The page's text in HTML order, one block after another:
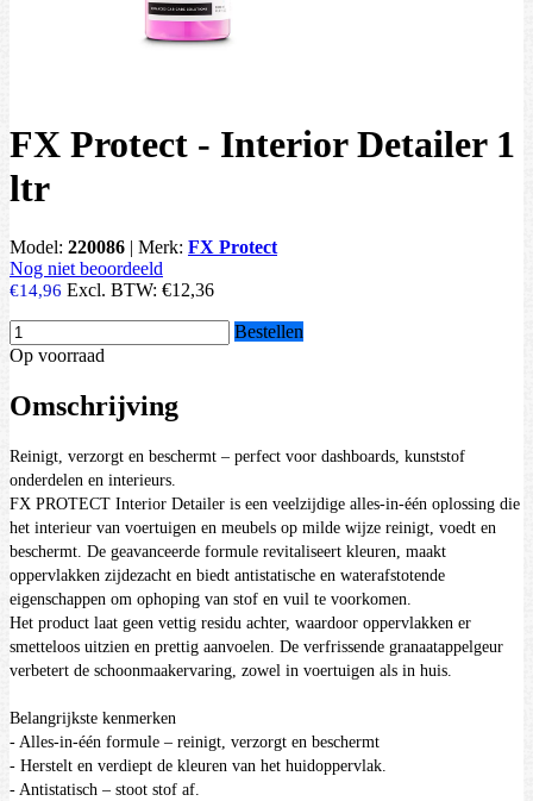
FX Protect - Interior Detailer 1
ltr
Model: 220086 | Merk: FX Protect
Nog niet beoordeeld
€14,96 Excl. BTW: €12,36
Bestellen
Op voorraad
Omschrijving
Reinigt, verzorgt en beschermt – perfect voor dashboards, kunststof
onderdelen en interieurs.
FX PROTECT Interior Detailer is een veelzijdige alles-in-één oplossing die
het interieur van voertuigen en meubels op milde wijze reinigt, voedt en
beschermt. De geavanceerde formule revitaliseert kleuren, maakt
oppervlakken zijdezacht en biedt antistatische en waterafstotende
eigenschappen om ophoping van stof en vuil te voorkomen.
Het product laat geen vettig residu achter, waardoor oppervlakken er
smetteloos uitzien en prettig aanvoelen. De verfrissende granaatappelgeur
verbetert de schoonmaakervaring, zowel in voertuigen als in huis.
Belangrijkste kenmerken
- Alles-in-één formule – reinigt, verzorgt en beschermt
- Herstelt en verdiept de kleuren van het huidoppervlak.
- Antistatisch – stoot stof af.